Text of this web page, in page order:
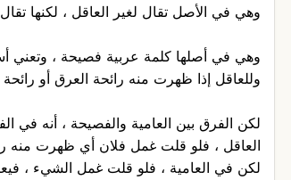
وهي في الأصل تقال لغير العاقل ، لكنها
وهي في أصلها كلمة عربية فصيحة ، وتعني
وللعاقل إذا ظهرت منه رائحة العرق أو رائحة
لكن الفرق بين العامية والفصيحة ، أنه في
العاقل ، فلو قلت غمل فلان أي ظهرت منه
لكن في العامية ، فلو قلت غمل الشيء ،